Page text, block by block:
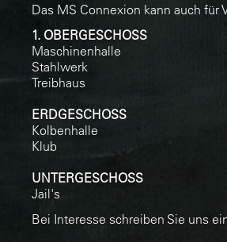
Das MS Connexion kann auch für
1. OBERGESCHOSS
Maschinenhalle
Stahlwerk
Treibhaus
ERDGESCHOSS
Kolbenhalle
Klub
UNTERGESCHOSS
Jail's
Bei Interesse schreiben Sie uns